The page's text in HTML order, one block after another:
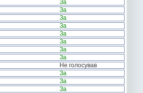
За
За
За
За
За
За
За
За
Не голосував
За
За
За